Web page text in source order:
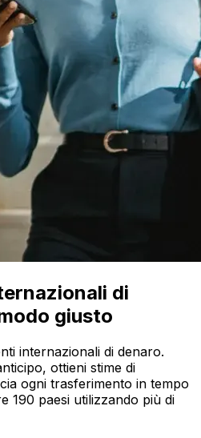
di
giusto
internazionali di denaro.
ottieni stime di
ogni trasferimento in tempo
190 paesi utilizzando più di